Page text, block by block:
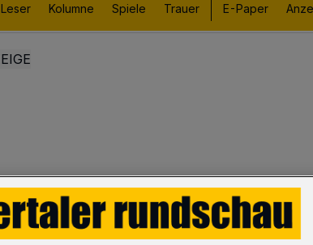
Leser Kolumne Spiele Trauer E-Paper